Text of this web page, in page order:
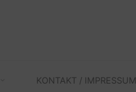
KONTAKT / IMPRESSUM